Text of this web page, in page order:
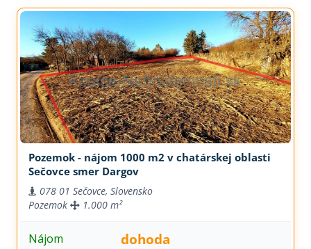
Pozemok - nájom 1000 m2 v chatárskej oblasti
Sečovce smer Dargov
078 01 Sečovce, Slovensko
Pozemok
1.000 m²
Nájom dohoda